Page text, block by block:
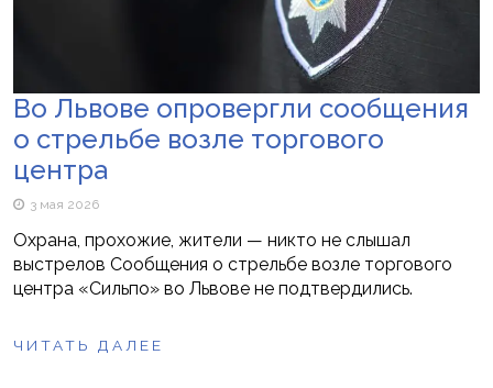
Во Львове опровергли сообщения
о стрельбе возле торгового
центра
3 мая 2026
Охрана, прохожие, жители — никто не слышал
выстрелов Сообщения о стрельбе возле торгового
центра «Сильпо» во Львове не подтвердились.
ЧИТАТЬ ДАЛЕЕ